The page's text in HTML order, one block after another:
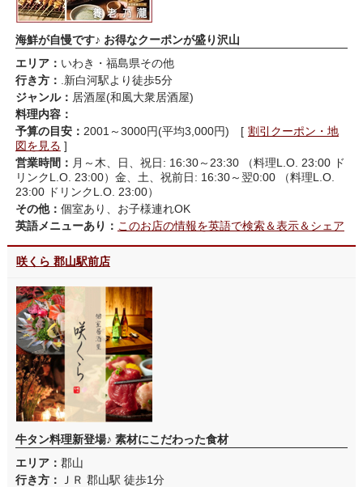
海鮮が自慢です♪ お得なクーポンが盛り沢山
エリア： いわき・福島県その他
行き方：
.新白河駅より徒歩5分
ジャンル： 居酒屋(和風大衆居酒屋)
料理内容：
予算の目安： 2001～3000円(平均3,000円) [ 割引クーポン・地
図を見る ]
営業時間： 月～木、日、祝日: 16:30～23:30 （料理L.O. 23:00 ド
リンクL.O. 23:00）金、土、祝前日: 16:30～翌0:00 （料理L.O.
23:00 ドリンクL.O. 23:00）
その他： 個室あり、お子様連れOK
英語メニューあり： このお店の情報を英語で検索＆表示＆シェア
咲くら 郡山駅前店
牛タン料理新登場♪ 素材にこだわった食材
エリア： 郡山
行き方：
ＪＲ 郡山駅 徒歩1分